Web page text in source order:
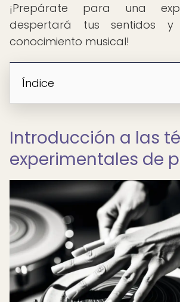
¡Prepárate para una
despertará tus sentidos
conocimiento musical!
Índice
Introducción a las
experimentales de